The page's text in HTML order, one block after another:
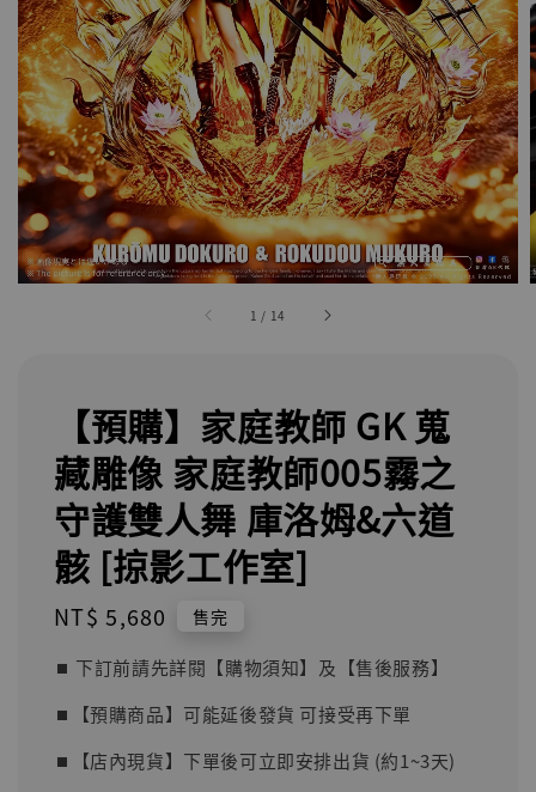
1 / 14
【預購】家庭教師 GK 蒐
藏雕像 家庭教師005霧之
守護雙人舞 庫洛姆&六道
骸 [掠影工作室]
Regular
NT$ 5,680 售完
⏹︎ 下訂前請先詳閱【購物須知】及【售後服務】
⏹︎【預購商品】可能延後發貨 可接受再下單
⏹︎【店內現貨】下單後可立即安排出貨 (約1~3天)